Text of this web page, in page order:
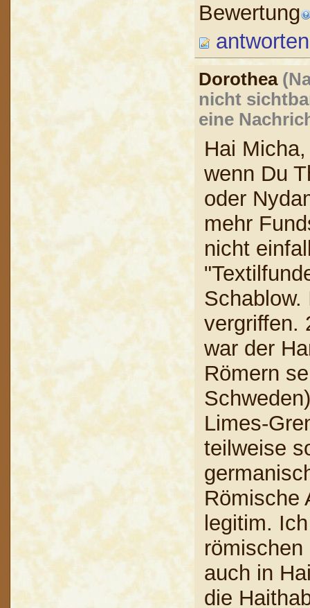
Bewertung
antworten
Dorothea
nicht
eine
Hai
wenn Du
oder
mehr
nicht
vergriffen.
war der
Römern
Limes-
teilweise
Römische
legitim.
auch in
die